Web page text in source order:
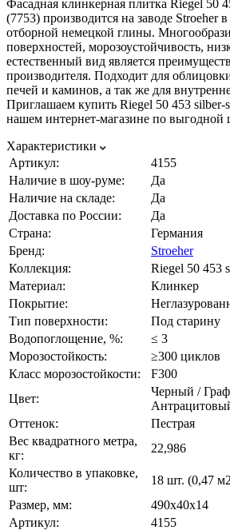
Фасадная клинкерная плитка Riegel 50
(7753) производится на заводе Stroeher
отборной немецкой глины.
поверхностей, морозоустойчивость,
естественный вид является
производителя. Подходит для
печей и каминов, а так же для
Приглашаем купить Riegel 50 453 silber-
нашем интернет-магазине по выгодной
Характеристики
Артикул:
4155
Наличие в шоу-руме:
Да
Наличие на складе:
Да
Доставка по России:
Да
Страна:
Германия
Бренд:
Stroeher
Коллекция:
Riegel 50 453
Материал:
Клинкер
Покрытие:
Тип поверхности:
Под старину
Водопоглощение, %:
≤ 3
Морозостойкость:
≥300 циклов
Класс морозостойкости:
F300
Цвет:
Черный /
Оттенок:
Пестрая
Вес квадратного метра,
кг:
22,986
Количество в упаковке,
шт:
18 шт. (0,47
Размер, мм:
490х40х14
Артикул:
4155